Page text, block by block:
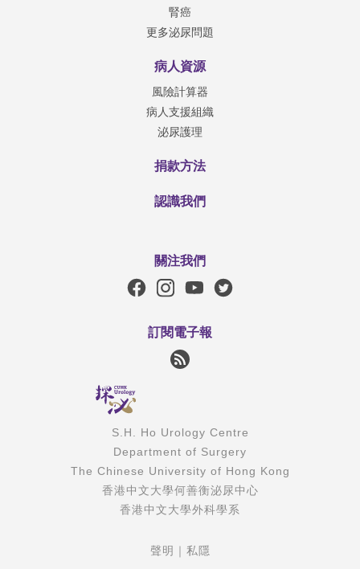
腎癌
更多泌尿問題
病人資源
風險計算器
病人支援組織
泌尿護理
捐款方法
認識我們
關注我們
訂閱電子報
S.H. Ho Urology Centre
Department of Surgery
The Chinese University of Hong Kong
香港中文大學何善衡泌尿中心
香港中文大學外科學系
聲明 ｜ 私隱